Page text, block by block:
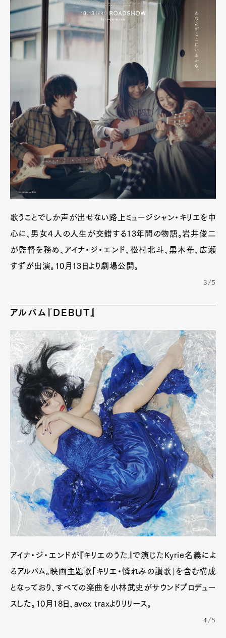
歌うことでしか声が出せない路上ミュージシャン・キリエを中
心に、男女４人の人生が交錯する13年間の物語。岩井俊二
が監督を務め、アイナ・ジ・エンド、松村北斗、黒木華、広瀬
すずが出演。10月13日より劇場公開。
3/5
アルバム『DEBUT』
アイナ・ジ・エンドが『キリエのうた』で演じたKyrie名義によ
るアルバム。映画主題歌「キリエ・憐れみの讃歌」を含む構成
となっており、すべての楽曲を小林武史がサウンドプロデュー
スした。10月18日、avex traxよりリリース。
4/5